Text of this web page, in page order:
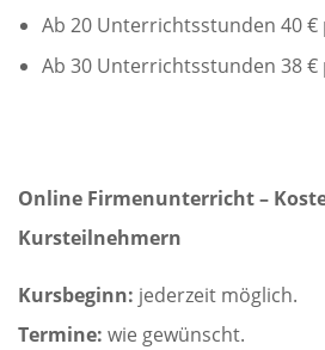
Ab 20 Unterrichtsstunden 40 €
Ab 30 Unterrichtsstunden 38 €
Online Firmenunterricht –
Kursteilnehmern
Kursbeginn: jederzeit möglich.
Termine: wie gewünscht.